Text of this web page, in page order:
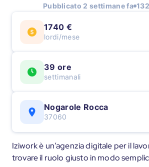
Pubblicato 2 settimane fa
1740 €
lordi/mese
39 ore
settimanali
Nogarole Rocca
37060
Iziwork è un’agenzia digitale per il
trovare il ruolo giusto in modo